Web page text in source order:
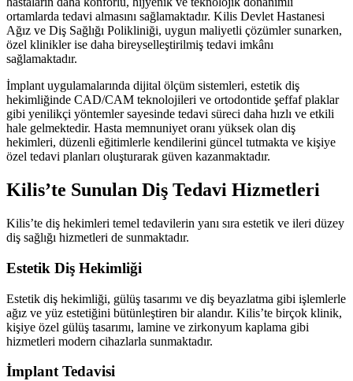
ortamlarda tedavi almasını sağlamaktadır. Kilis Devlet Hastanesi
Ağız ve Diş Sağlığı Polikliniği, uygun maliyetli çözümler sunarken,
özel klinikler ise daha bireyselleştirilmiş tedavi imkânı
sağlamaktadır.
İmplant uygulamalarında dijital ölçüm sistemleri, estetik diş
hekimliğinde CAD/CAM teknolojileri ve ortodontide şeffaf plaklar
gibi yenilikçi yöntemler sayesinde tedavi süreci daha hızlı ve etkili
hale gelmektedir. Hasta memnuniyet oranı yüksek olan diş
hekimleri, düzenli eğitimlerle kendilerini güncel tutmakta ve kişiye
özel tedavi planları oluşturarak güven kazanmaktadır.
Kilis’te Sunulan Diş Tedavi Hizmetleri
Kilis’te diş hekimleri temel tedavilerin yanı sıra estetik ve ileri düzey
diş sağlığı hizmetleri de sunmaktadır.
Estetik Diş Hekimliği
Estetik diş hekimliği, gülüş tasarımı ve diş beyazlatma gibi işlemlerle
ağız ve yüz estetiğini bütünleştiren bir alandır. Kilis’te birçok klinik,
kişiye özel gülüş tasarımı, lamine ve zirkonyum kaplama gibi
hizmetleri modern cihazlarla sunmaktadır.
İmplant Tedavisi